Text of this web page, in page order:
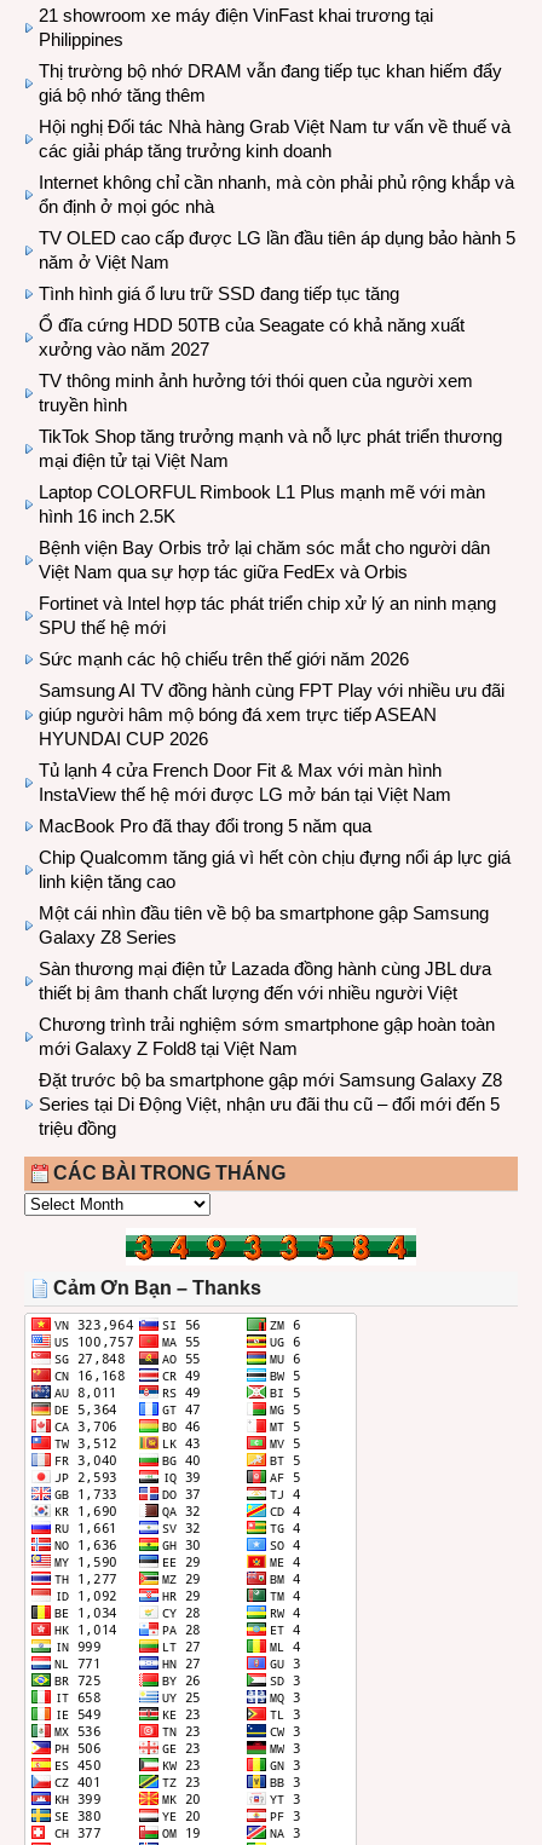
21 showroom xe máy điện VinFast khai trương tại
Philippines
Thị trường bộ nhớ DRAM vẫn đang tiếp tục khan hiếm đẩy
giá bộ nhớ tăng thêm
Hội nghị Đối tác Nhà hàng Grab Việt Nam tư vấn về thuế và
các giải pháp tăng trưởng kinh doanh
Internet không chỉ cần nhanh, mà còn phải phủ rộng khắp và
ổn định ở mọi góc nhà
TV OLED cao cấp được LG lần đầu tiên áp dụng bảo hành 5
năm ở Việt Nam
Tình hình giá ổ lưu trữ SSD đang tiếp tục tăng
Ổ đĩa cứng HDD 50TB của Seagate có khả năng xuất
xưởng vào năm 2027
TV thông minh ảnh hưởng tới thói quen của người xem
truyền hình
TikTok Shop tăng trưởng mạnh và nỗ lực phát triển thương
mại điện tử tại Việt Nam
Laptop COLORFUL Rimbook L1 Plus mạnh mẽ với màn
hình 16 inch 2.5K
Bệnh viện Bay Orbis trở lại chăm sóc mắt cho người dân
Việt Nam qua sự hợp tác giữa FedEx và Orbis
Fortinet và Intel hợp tác phát triển chip xử lý an ninh mạng
SPU thế hệ mới
Sức mạnh các hộ chiếu trên thế giới năm 2026
Samsung AI TV đồng hành cùng FPT Play với nhiều ưu đãi
giúp người hâm mộ bóng đá xem trực tiếp ASEAN
HYUNDAI CUP 2026
Tủ lạnh 4 cửa French Door Fit & Max với màn hình
InstaView thế hệ mới được LG mở bán tại Việt Nam
MacBook Pro đã thay đổi trong 5 năm qua
Chip Qualcomm tăng giá vì hết còn chịu đựng nổi áp lực giá
linh kiện tăng cao
Một cái nhìn đầu tiên về bộ ba smartphone gập Samsung
Galaxy Z8 Series
Sàn thương mại điện tử Lazada đồng hành cùng JBL dưa
thiết bị âm thanh chất lượng đến với nhiều người Việt
Chương trình trải nghiệm sớm smartphone gập hoàn toàn
mới Galaxy Z Fold8 tại Việt Nam
Đặt trước bộ ba smartphone gập mới Samsung Galaxy Z8
Series tại Di Động Việt, nhận ưu đãi thu cũ – đổi mới đến 5
triệu đồng
CÁC BÀI TRONG THÁNG
CÁC
THÁNG
Cảm Ơn Bạn – Thanks